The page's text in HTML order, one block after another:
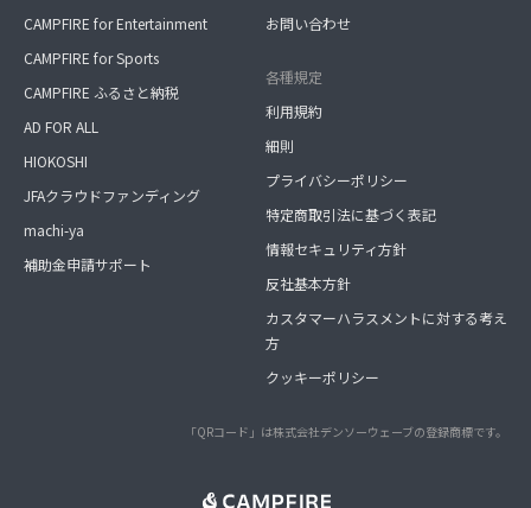
CAMPFIRE for Entertainment
CAMPFIRE for Sports
CAMPFIRE ふるさと納税
AD FOR ALL
HIOKOSHI
JFAクラウドファンディング
machi-ya
補助金申請サポート
お問い合わせ
各種規定
利用規約
細則
プライバシーポリシー
特定商取引法に基づく表記
情報セキュリティ方針
反社基本方針
カスタマーハラスメントに対する考え
方
クッキーポリシー
「QRコード」は株式会社デンソーウェーブの登録商標です。